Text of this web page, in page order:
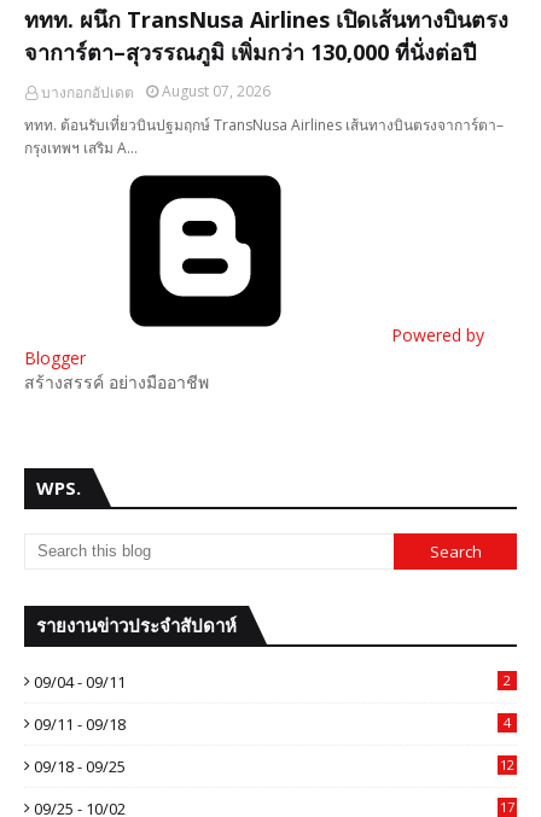
ททท. ผนึก TransNusa Airlines เปิดเส้นทางบินตรง
จาการ์ตา–สุวรรณภูมิ เพิ่มกว่า 130,000 ที่นั่งต่อปี
บางกอกอัปเดต
August 07, 2026
ททท. ต้อนรับเที่ยวบินปฐมฤกษ์ TransNusa Airlines เส้นทางบินตรงจาการ์ตา–
กรุงเทพฯ เสริม A…
Powered by
Blogger
สร้างสรรค์ อย่างมืออาชีพ
WPS.
รายงานข่าวประจำสัปดาห์
09/04 - 09/11 2
09/11 - 09/18 4
09/18 - 09/25 12
09/25 - 10/02 17